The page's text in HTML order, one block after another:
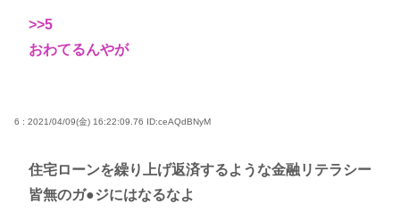
>>5
おわてるんやが
6 : 2021/04/09(金) 16:22:09.76 ID:ceAQdBNyM
住宅ローンを繰り上げ返済するような金融リテラシー
皆無のガ●ジにはなるなよ